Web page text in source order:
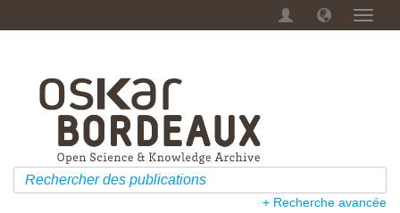
Menu
+ Recherche avancée